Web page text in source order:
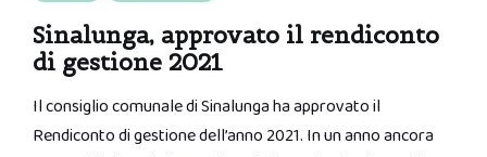
Sinalunga, approvato il rendiconto
di gestione 2021
Il consiglio comunale di Sinalunga ha approvato il
Rendiconto di gestione dell’anno 2021. In un anno ancora